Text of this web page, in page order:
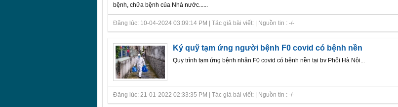
bệnh, chữa bệnh của Nhà nước......
Đăng lúc: 10-04-2024 03:09:14 PM | Tác giả bài viết: | Nguồn tin : -/-
Ký quỹ tạm ứng người bệnh F0 covid có bệnh nền
Quy trình tạm ứng bệnh nhân F0 covid có bệnh nền tại bv Phổi Hà Nội...
Đăng lúc: 21-01-2022 02:33:35 PM | Tác giả bài viết: | Nguồn tin : -/-